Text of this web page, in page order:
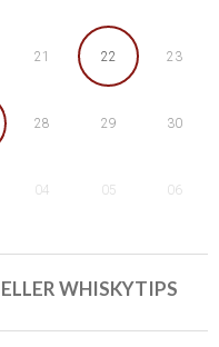
21 22 23
28 29 30
04 05 06
WHISKYTIPS